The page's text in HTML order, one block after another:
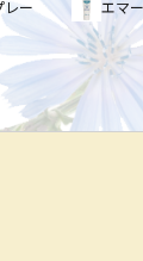
レー エマ